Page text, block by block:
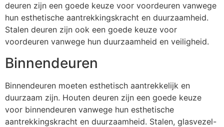
deuren zijn een goede keuze voor voordeuren vanwege
hun esthetische aantrekkingskracht en duurzaamheid.
Stalen deuren zijn ook een goede keuze voor
voordeuren vanwege hun duurzaamheid en veiligheid.
Binnendeuren
Binnendeuren moeten esthetisch aantrekkelijk en
duurzaam zijn. Houten deuren zijn een goede keuze
voor binnendeuren vanwege hun esthetische
aantrekkingskracht en duurzaamheid. Stalen, glasvezel-